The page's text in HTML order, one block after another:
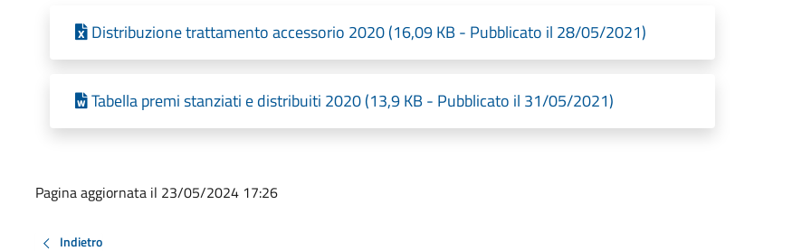
Distribuzione trattamento accessorio 2020 (16,09 KB - Pubblicato il 28/05/2021)
Tabella premi stanziati e distribuiti 2020 (13,9 KB - Pubblicato il 31/05/2021)
Pagina aggiornata il 23/05/2024 17:26
Indietro